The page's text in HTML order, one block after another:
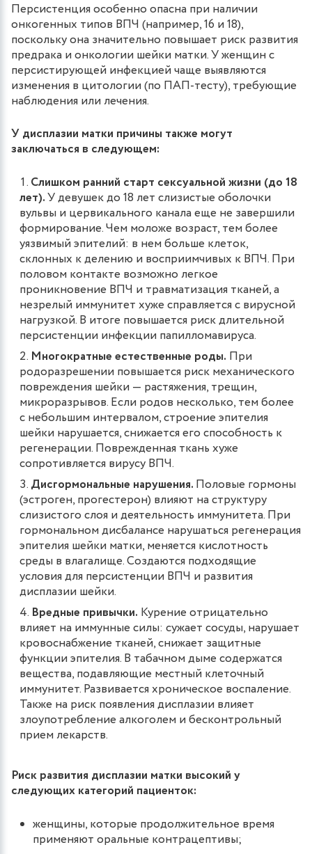
Персистенция особенно опасна при наличии
онкогенных типов ВПЧ (например, 16 и 18),
поскольку она значительно повышает риск развития
предрака и онкологии шейки матки. У женщин с
персистирующей инфекцией чаще выявляются
изменения в цитологии (по ПАП-тесту), требующие
наблюдения или лечения.
У дисплазии матки причины также могут
заключаться в следующем:
Слишком ранний старт сексуальной жизни (до 18
лет).У девушек до 18 лет слизистые оболочки
вульвы и цервикального канала еще не завершили
формирование. Чем моложе возраст, тем более
уязвимый эпителий: в нем больше клеток,
склонных к делению и восприимчивых к ВПЧ. При
половом контакте возможно легкое
проникновение ВПЧ и травматизация тканей, а
незрелый иммунитет хуже справляется с вирусной
нагрузкой. В итоге повышается риск длительной
персистенции инфекции папилломавируса.
Многократные естественные роды. При
родоразрешении повышается риск механического
повреждения шейки — растяжения, трещин,
микроразрывов. Если родов несколько, тем более
с небольшим интервалом, строение эпителия
шейки нарушается, снижается его способность к
регенерации. Поврежденная ткань хуже
сопротивляется вирусу ВПЧ.
Дисгормональные нарушения. Половые гормоны
(эстроген, прогестерон) влияют на структуру
слизистого слоя и деятельность иммунитета. При
гормональном дисбалансе нарушаться регенерация
эпителия шейки матки, меняется кислотность
среды в влагалище. Создаются подходящие
условия для персистенции ВПЧ и развития
дисплазии шейки.
Вредные привычки. Курение отрицательно
влияет на иммунные силы: сужает сосуды, нарушает
кровоснабжение тканей, снижает защитные
функции эпителия. В табачном дыме содержатся
вещества, подавляющие местный клеточный
иммунитет. Развивается хроническое воспаление.
Также на риск появления дисплазии влияет
злоупотребление алкоголем и бесконтрольный
прием лекарств.
Риск развития дисплазии матки высокий у
следующих категорий пациенток:
женщины, которые продолжительное время
применяют оральные контрацептивы;